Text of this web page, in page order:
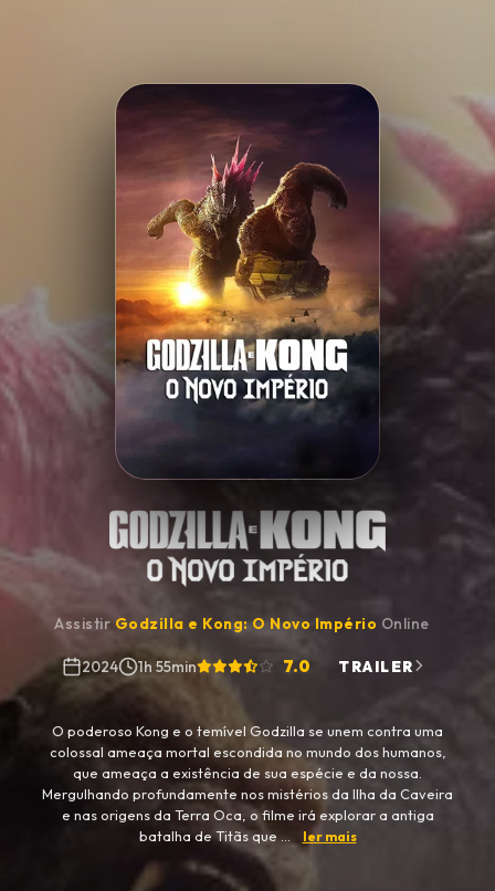
Minha Lista
Pesquisar
Assistir Godzilla e Kong: O Novo Império Online
2024 1h 55min 7.0 TRAILER
O poderoso Kong e o temível Godzilla se unem contra uma
colossal ameaça mortal escondida no mundo dos humanos,
que ameaça a existência de sua espécie e da nossa.
Mergulhando profundamente nos mistérios da Ilha da Caveira
e nas origens da Terra Oca, o filme irá explorar a antiga
batalha de Titãs que ...
ler mais